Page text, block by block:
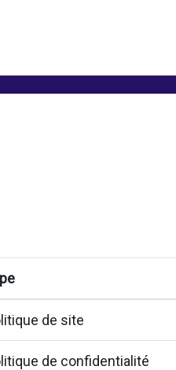
de site
de confidentialité